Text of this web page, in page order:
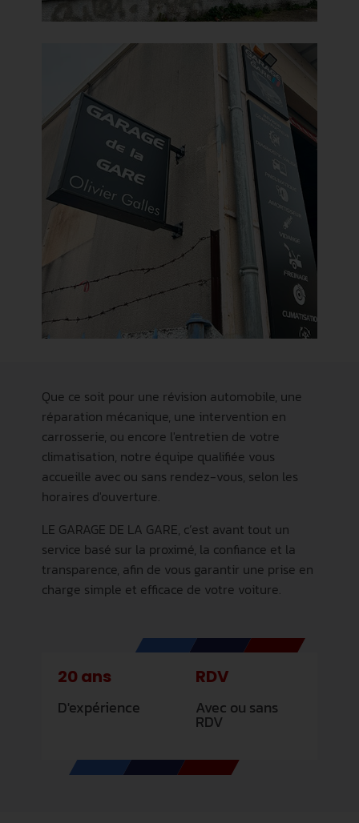
Que ce soit pour une révision automobile, une
réparation mécanique, une intervention en
carrosserie, ou encore l'entretien de votre
climatisation, notre équipe qualifiée vous
accueille avec ou sans rendez-vous, selon les
horaires d'ouverture.
LE GARAGE DE LA GARE, c’est avant tout un
service basé sur la proximé, la confiance et la
transparence, afin de vous garantir une prise en
charge simple et efficace de votre voiture.
20 ans
D'expérience
RDV
Avec ou sans
RDV